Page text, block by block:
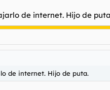
de internet. Hijo de
de internet. Hijo de puta.